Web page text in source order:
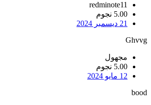
redminote11
5.00 نجوم
21 ديسمبر 2024
Ghvvg
مجهول
5.00 نجوم
12 مايو 2024
bood